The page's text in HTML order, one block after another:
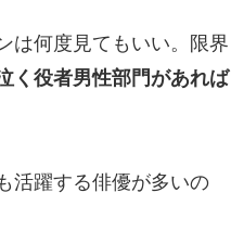
は何度見てもいい。限界
く役者男性部門があれば
活躍する俳優が多いの